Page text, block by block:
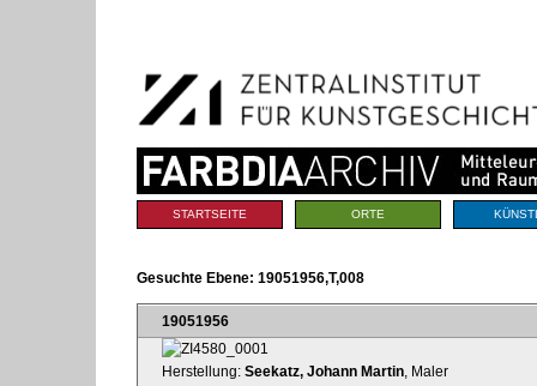
Navigation
Sektionen
STARTSEITE ORTE
Gesuchte Ebene: 19051956,T,008
19051956
Herstellung: Seekatz, Johann Martin , Maler